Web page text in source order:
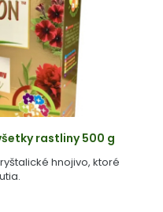
rastliny 500 g
hnojivo, ktoré